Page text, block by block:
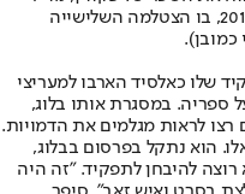
וסקארסגארד למגזין רולינג סטון בשנת 2010, בו הצטלמה השלישייה
שלו כאלסיד הארבו למעריצי
ספריה. במסגרת אותו בלוג,
לראות מגלמים את הדמויות.
הוא נתקל בפרסום בבלוג,
להיבחן לתפקיד. "זה היה